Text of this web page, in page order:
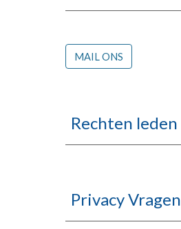
MAIL ONS
Rechten leden
Privacy Vragen